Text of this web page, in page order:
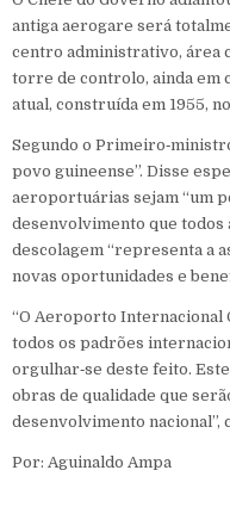
antiga aerogare será
centro administrativo, área
torre de controlo, ainda em
atual, construída em 1955,
Segundo o
povo guineense”. Disse
aeroportuárias sejam “um
desenvolvimento que todos
descolagem “representa a
novas oportunidades e
“O Aeroporto Internacional
todos os padrões
orgulhar‑se deste feito.
obras de qualidade que
desenvolvimento nacional”,
Por: Aguinaldo Ampa